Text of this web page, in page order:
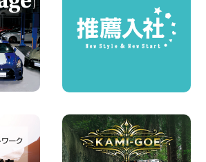
2026年08月05日
格安日額5,800円※※荷物運びに最適
バンのレンタカー!! 出雲ドーム前店
県 出雲ドーム前店